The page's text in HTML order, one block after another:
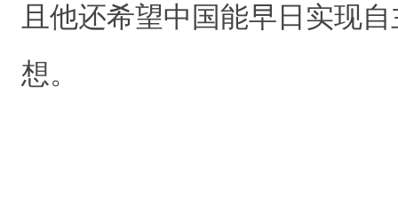
且他还希望中国能早日实现
想。